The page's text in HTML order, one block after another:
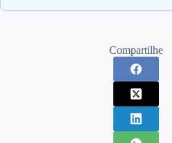
Compartilhe